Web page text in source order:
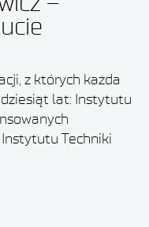
z których każda
lat: Instytutu
Techniki